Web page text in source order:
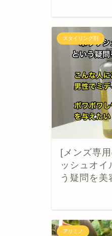
スタイリング剤
[メンズ専
ッシュオイ
う疑問を美
アリミノ